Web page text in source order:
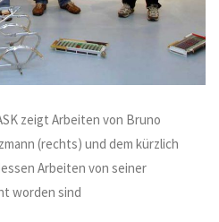
zeigt Arbeiten von Bruno
(rechts) und dem kürzlich
Arbeiten von seiner
worden sind